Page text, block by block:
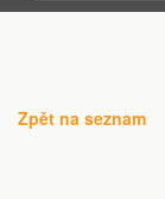
Zpět na seznam